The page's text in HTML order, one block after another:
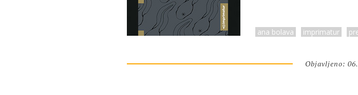
ana bolava imprimatur
Objavljeno: